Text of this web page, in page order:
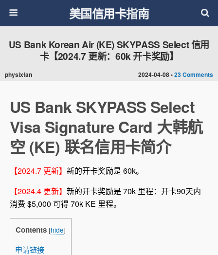
美国信用卡指南
2024-04-08 •23 Comments
US Bank Korean Air (KE) SKYPASS Select 信用
卡【2024.7 更新：60k 开卡奖励】
physixfan
US Bank SKYPASS Select
Visa Signature Card 大韩航
空 (KE) 联名信用卡简介
【2024.7 更新】 新的开卡奖励是 60k。
【2024.4 更新】 新的开卡奖励是 70k 里程：开卡90天内
消费 $5,000 可得 70k KE 里程。
Contents [hide]
申请链接